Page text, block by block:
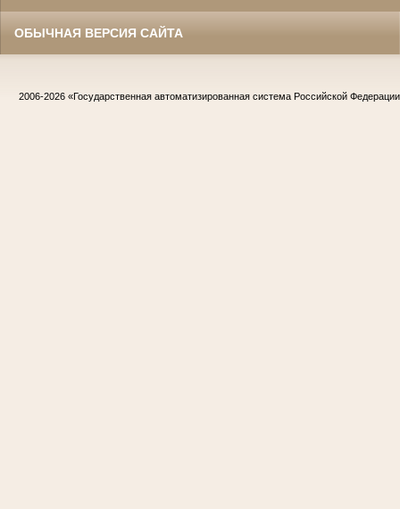
ОБЫЧНАЯ ВЕРСИЯ САЙТА
2006-2026 «Государственная автоматизированная система Российской